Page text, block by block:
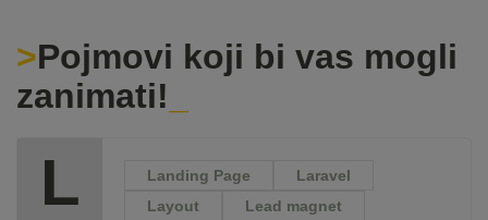
Pojmovi koji bi vas mogli
zanimati!
L Landing Page
Laravel
Layout
Lead magnet